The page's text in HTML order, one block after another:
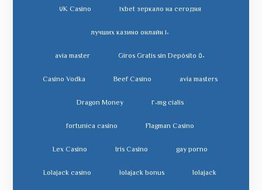
١xbet зеркало на сегодня ٧K Casino
١٠ лучших казино онлайн
٥٠ Giros Gratis sin Depósito avia master
avia masters
Beef Casino
Casino Vodka
cialis ٢٠mg Dragon Money
Flagman Casino
fortunica casino
gay porno
Iris Casino
Lex Casino
lolajack
lolajack bonus
Lolajack casino